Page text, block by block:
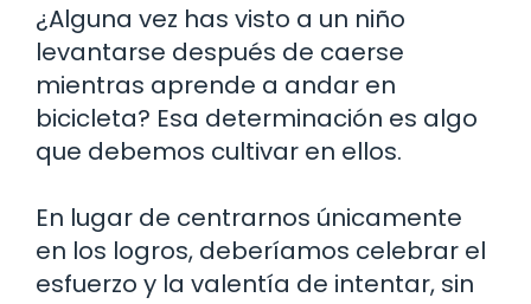
¿Alguna vez has visto a un niño
levantarse después de caerse
mientras aprende a andar en
bicicleta? Esa determinación es algo
que debemos cultivar en ellos.
En lugar de centrarnos únicamente
en los logros, deberíamos celebrar el
esfuerzo y la valentía de intentar, sin